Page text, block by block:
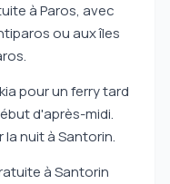
à Paros, avec
ou aux îles
pour un ferry tard
d'après-midi.
nuit à Santorin.
à Santorin